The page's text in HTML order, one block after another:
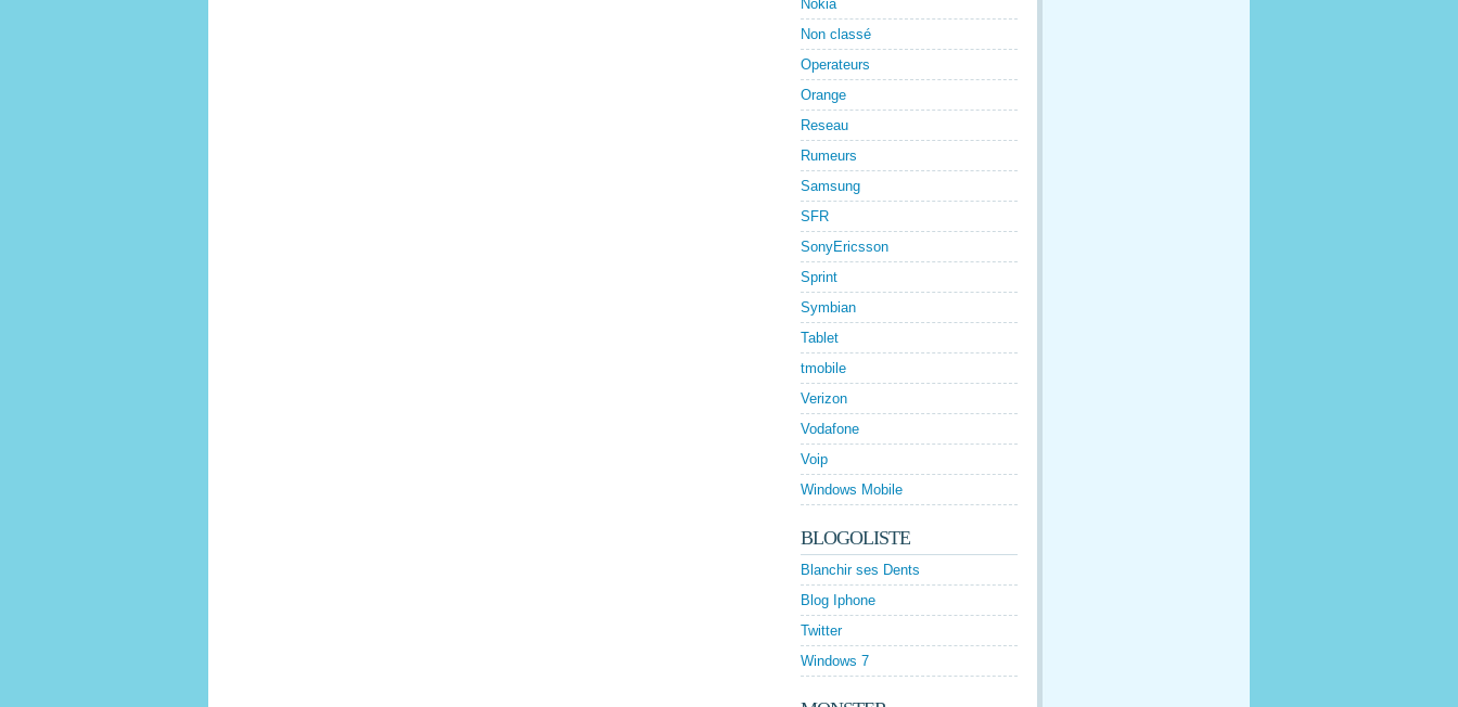
Nokia
Non classé
Operateurs
Orange
Reseau
Rumeurs
Samsung
SFR
SonyEricsson
Sprint
Symbian
Tablet
tmobile
Verizon
Vodafone
Voip
Windows Mobile
BLOGOLISTE
Blanchir ses Dents
Blog Iphone
Twitter
Windows 7